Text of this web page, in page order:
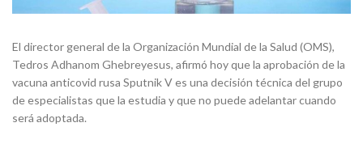
El director general de la Organización Mundial de la Salud (OMS),
Tedros Adhanom Ghebreyesus, afirmó hoy que la aprobación de la
vacuna anticovid rusa Sputnik V es una decisión técnica del grupo
de especialistas que la estudia y que no puede adelantar cuando
será adoptada.